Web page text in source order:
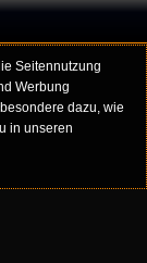
Seitennutzung
Werbung
dazu, wie
in unseren